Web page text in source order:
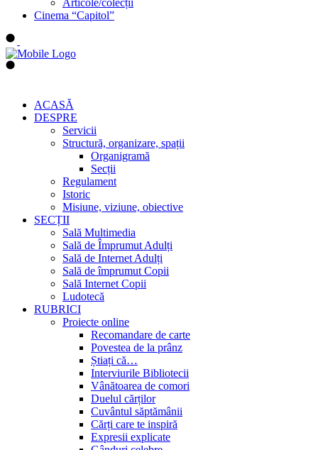
Cinema “Capitol”
ACASĂ
DESPRE
Servicii
Structură, organizare, spații
Organigramă
Secții
Regulament
Istoric
Misiune, viziune, obiective
SECȚII
Sală Multimedia
Sală de Împrumut Adulți
Sală de Internet Adulți
Sală de împrumut Copii
Sală Internet Copii
Ludotecă
RUBRICI
Proiecte online
Recomandare de carte
Povestea de la prânz
Știați că…
Interviurile Bibliotecii
Vânătoarea de comori
Duelul cărților
Cuvântul săptămânii
Cărți care te inspiră
Expresii explicate